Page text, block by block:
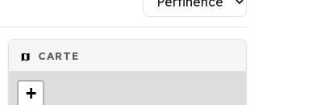
CARTE
+